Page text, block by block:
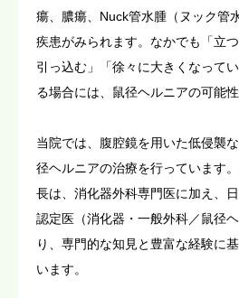
瘍、膿瘍、Nuck管水腫（ヌック管
疾患がみられます。なかでも「立
引っ込む」「徐々に大きくなって
る場合には、鼠径ヘルニアの可能性
当院では、腹腔鏡を用いた低侵襲
径ヘルニアの治療を行っています
長は、消化器外科専門医に加え、
認定医（消化器・一般外科／鼠径
り、専門的な知見と豊富な経験に
います。